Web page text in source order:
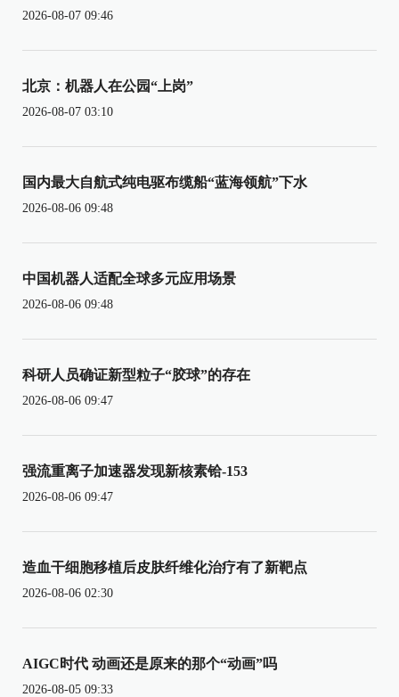
2026-08-07 09:46
北京：机器人在公园“上岗”
2026-08-07 03:10
国内最大自航式纯电驱布缆船“蓝海领航”下水
2026-08-06 09:48
中国机器人适配全球多元应用场景
2026-08-06 09:48
科研人员确证新型粒子“胶球”的存在
2026-08-06 09:47
强流重离子加速器发现新核素铪-153
2026-08-06 09:47
造血干细胞移植后皮肤纤维化治疗有了新靶点
2026-08-06 02:30
AIGC时代 动画还是原来的那个“动画”吗
2026-08-05 09:33